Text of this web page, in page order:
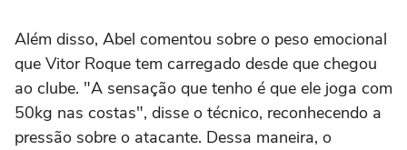
Além disso, Abel comentou sobre o peso emocional
que Vitor Roque tem carregado desde que chegou
ao clube. "A sensação que tenho é que ele joga com
50kg nas costas", disse o técnico, reconhecendo a
pressão sobre o atacante. Dessa maneira, o